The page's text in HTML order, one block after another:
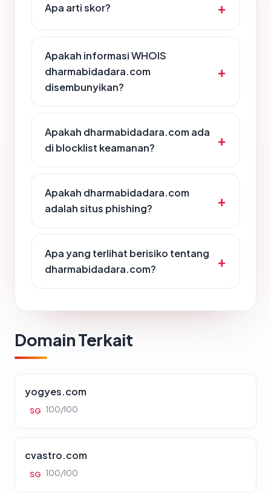
Apa arti skor?
Apakah informasi WHOIS
dharmabidadara.com
disembunyikan?
Apakah dharmabidadara.com ada
di blocklist keamanan?
Apakah dharmabidadara.com
adalah situs phishing?
Apa yang terlihat berisiko tentang
dharmabidadara.com?
Domain Terkait
yogyes.com
SG 100/100
cvastro.com
SG 100/100